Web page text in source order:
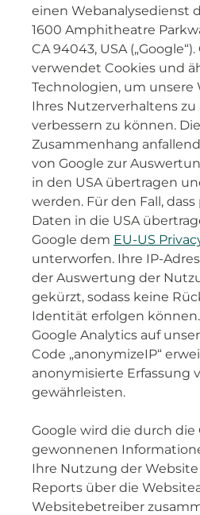
einen Webanalysedienst
1600 Amphitheatre
CA 94043, USA
verwendet Cookies und
Technologien, um unsere
Ihres Nutzerverhaltens
verbessern zu können.
Zusammenhang
von Google zur
in den USA übertragen
werden. Für den Fall,
Daten in die USA
Google dem EU-US
unterworfen. Ihre IP-
der Auswertung der
gekürzt, sodass keine
Identität erfolgen
Google Analytics auf
Code „anonymizeIP“
anonymisierte Erfassung
gewährleisten.
Google wird die durch die
gewonnenen
Ihre Nutzung der
Reports über die
Websitebetreiber